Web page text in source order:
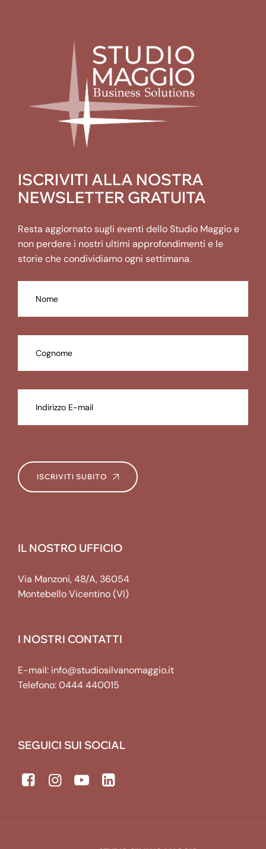
ISCRIVITI ALLA NOSTRA
NEWSLETTER GRATUITA
Resta aggiornato sugli eventi dello Studio Maggio e
non perdere i nostri ultimi approfondimenti e le
storie che condividiamo ogni settimana.
ISCRIVITI SUBITO
IL NOSTRO UFFICIO
Via Manzoni, 48/A, 36054
Montebello Vicentino (VI)
I NOSTRI CONTATTI
E-mail: info@studiosilvanomaggio.it
Telefono:0444 440015
SEGUICI SUI SOCIAL